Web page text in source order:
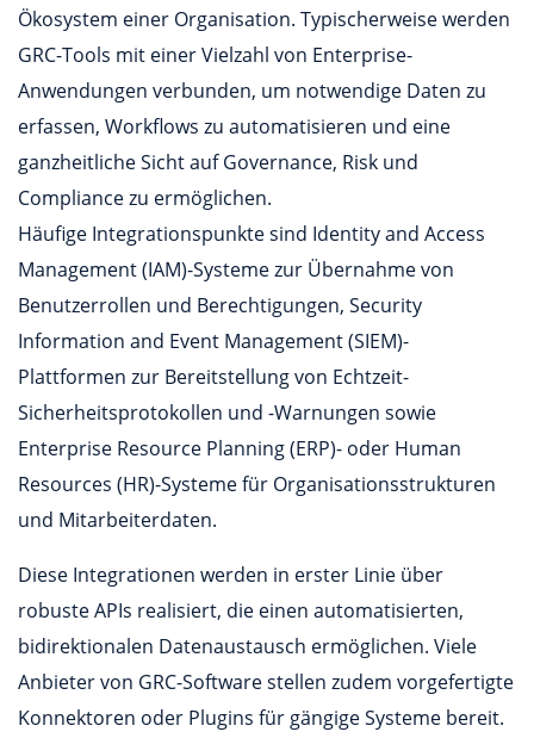
Ökosystem einer Organisation. Typischerweise werden
GRC-Tools mit einer Vielzahl von Enterprise-
Anwendungen verbunden, um notwendige Daten zu
erfassen, Workflows zu automatisieren und eine
ganzheitliche Sicht auf Governance, Risk und
Compliance zu ermöglichen.
Häufige Integrationspunkte sind Identity and Access
Management (IAM)-Systeme zur Übernahme von
Benutzerrollen und Berechtigungen, Security
Information and Event Management (SIEM)-
Plattformen zur Bereitstellung von Echtzeit-
Sicherheitsprotokollen und -Warnungen sowie
Enterprise Resource Planning (ERP)- oder Human
Resources (HR)-Systeme für Organisationsstrukturen
und Mitarbeiterdaten.
Diese Integrationen werden in erster Linie über
robuste APIs realisiert, die einen automatisierten,
bidirektionalen Datenaustausch ermöglichen. Viele
Anbieter von GRC-Software stellen zudem vorgefertigte
Konnektoren oder Plugins für gängige Systeme bereit.